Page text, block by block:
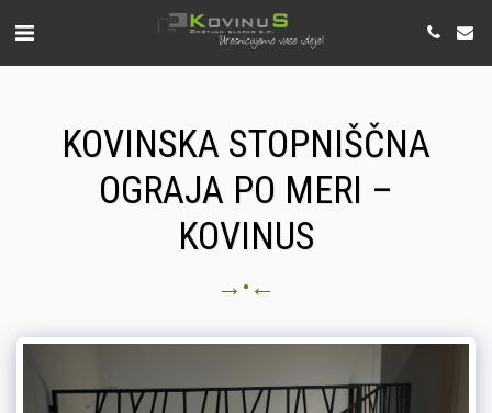
KOVINSKA STOPNIŠČNA
OGRAJA PO MERI –
KOVINUS
→ • ←